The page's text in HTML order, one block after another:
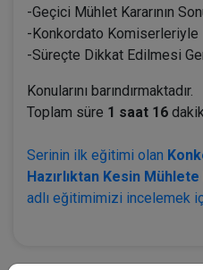
-Geçici Mühlet Kararının
-Konkordato Komiserleriyle
-Süreçte Dikkat Edilmesi
Konularını barındırmaktadır.
Toplam süre 1 saat 16
Serinin ilk eğitimi olan
Hazırlıktan Kesin
adlı eğitimimizi incelemek